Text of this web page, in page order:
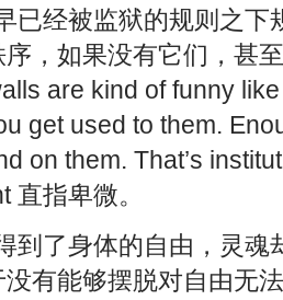
已经被监狱的规则之下
，如果没有它们，甚
are kind of funny like
get used to them.
on them. That’s
直指卑微。
了身体的自由，灵魂
有能够摆脱对自由无